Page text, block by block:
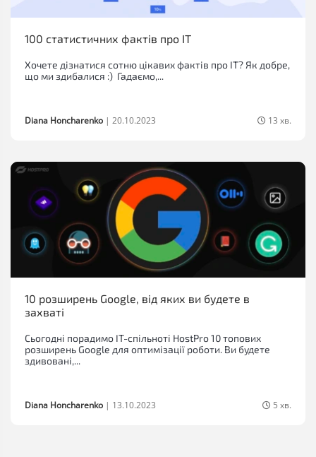
100 статистичних фактів про IT
Хочете дізнатися сотню цікавих фактів про IT? Як добре,
що ми здибалися :) Гадаємо,...
Diana Honcharenko | 20.10.2023 13 хв.
10 розширень Google, від яких ви будете в
захваті
Сьогодні порадимо IT-спільноті HostPro 10 топових
розширень Google для оптимізації роботи. Ви будете
здивовані,...
Diana Honcharenko | 13.10.2023 5 хв.